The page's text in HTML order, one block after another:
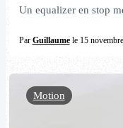
Un equalizer en stop
Par Guillaumele 15
Motion